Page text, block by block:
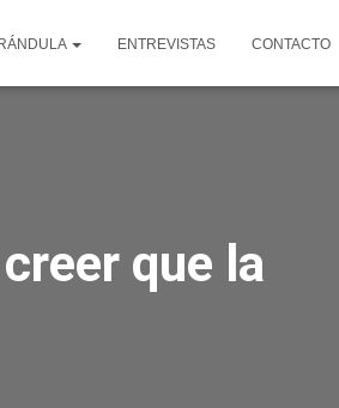
ENTREVISTAS CONTACTO
que la